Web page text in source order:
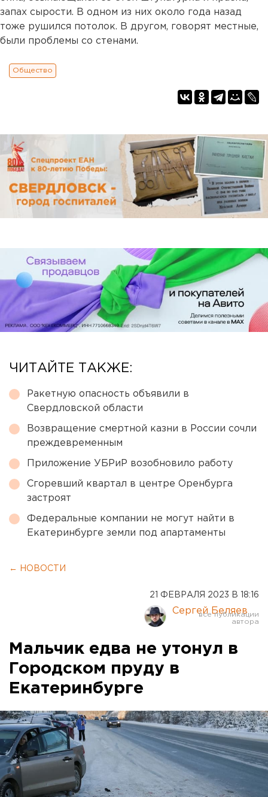
запах сырости. В одном из них около года назад
тоже рушился потолок. В другом, говорят местные,
были проблемы со стенами.
Общество
ЧИТАЙТЕ ТАКЖЕ:
Ракетную опасность объявили в
Свердловской области
Возвращение смертной казни в России сочли
преждевременным
Приложение УБРиР возобновило работу
Сгоревший квартал в центре Оренбурга
застроят
Федеральные компании не могут найти в
Екатеринбурге земли под апартаменты
← НОВОСТИ
21 ФЕВРАЛЯ 2023 В 18:16
Сергей Беляев
Мальчик едва не утонул в
Городском пруду в
Екатеринбурге